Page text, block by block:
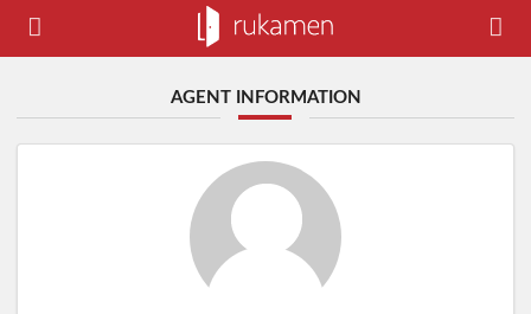
AGENT INFORMATION